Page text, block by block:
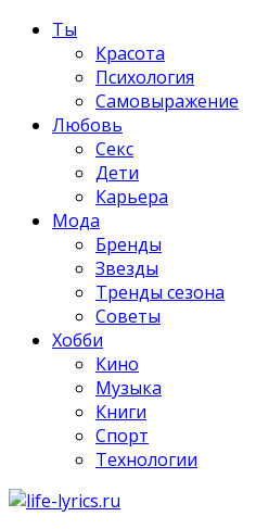
Ты
Красота
Психология
Самовыражение
Любовь
Секс
Дети
Карьера
Мода
Бренды
Звезды
Тренды сезона
Советы
Хобби
Кино
Музыка
Книги
Спорт
Технологии